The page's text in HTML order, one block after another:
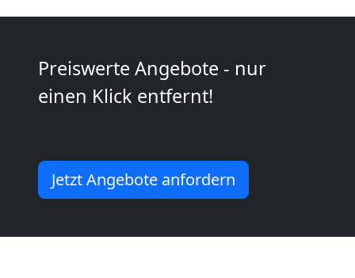
Preiswerte Angebote - nur
einen Klick entfernt!
Jetzt Angebote anfordern
Umzug
Mann
LKW
Wolfsberg